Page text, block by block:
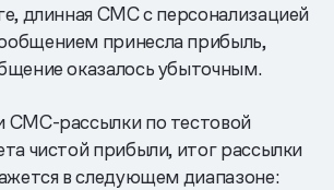
длинная СМС с персонализацией
принесла прибыль,
оказалось убыточным.
СМС-рассылки по тестовой
чистой прибыли, итог рассылки
в следующем диапазоне: